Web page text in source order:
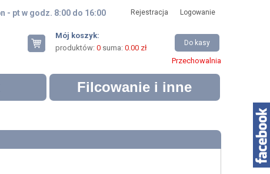
- pt w godz. 8:00 do 16:00 Rejestracja Logowanie
Mój koszyk:
produktów: 0suma: 0.00 zł
Do kasy
Przechowalnia
Filcowanie i inne